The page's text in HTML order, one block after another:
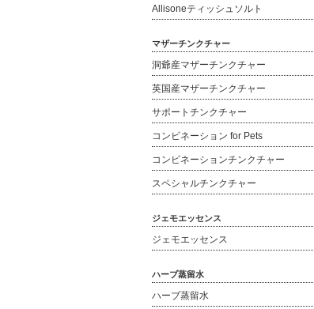
Allisoneティッシュソルト
マザーチンクチャー
洞爺産マザーチンクチャー
英国産マザーチンクチャー
サポートチンクチャー
コンビネーション for Pets
コンビネーションチンクチャー
スペシャルチンクチャー
ジェモエッセンス
ジェモエッセンス
ハーブ蒸留水
ハーブ蒸留水